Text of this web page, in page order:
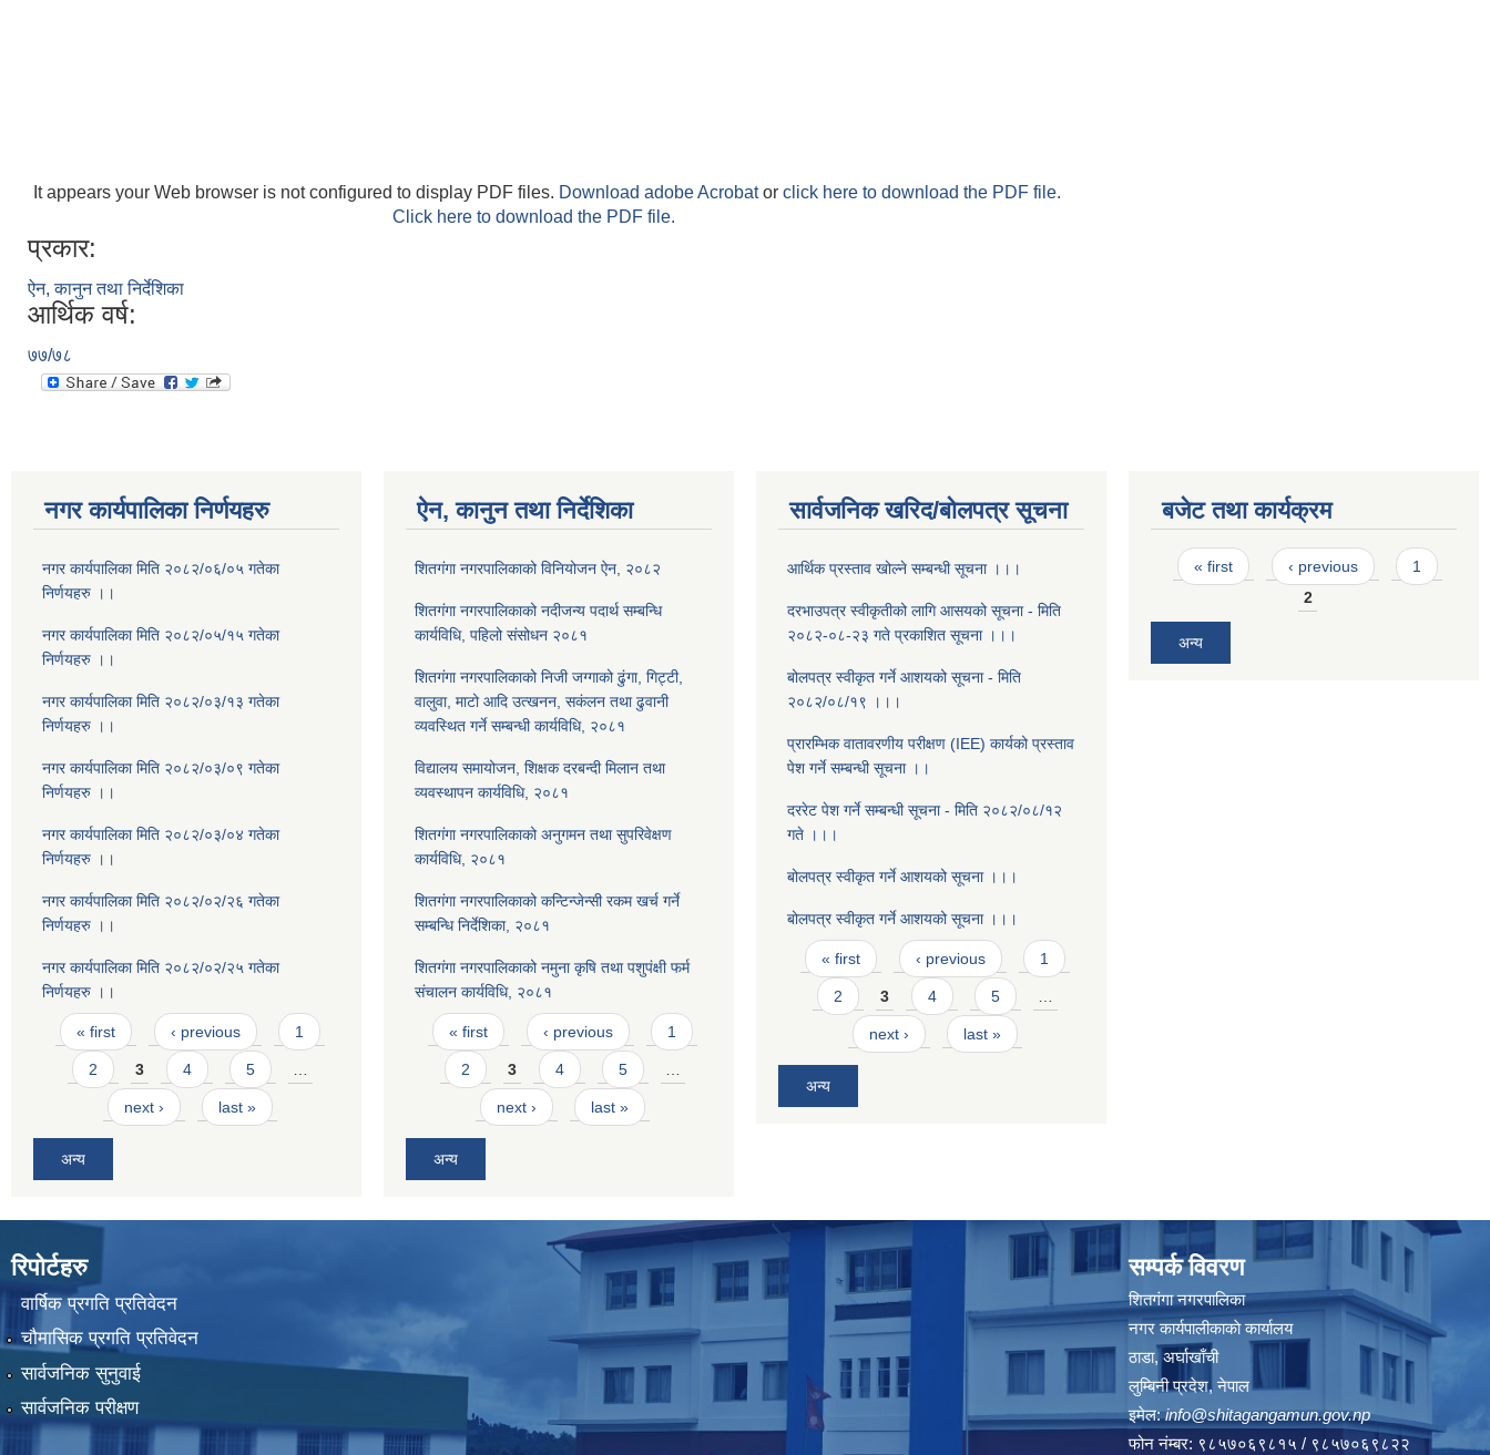
It appears your Web browser is not configured to display PDF files. Download adobe Acrobator click here to download the PDF file.
Click here to download the PDF file.
प्रकार:
ऐन, कानुन तथा निर्देशिका
आर्थिक वर्ष:
७७/७८
नगर कार्यपालिका निर्णयहरु
नगर कार्यपालिका मिति २०८२/०६/०५ गतेका
निर्णयहरु ।।
नगर कार्यपालिका मिति २०८२/०५/१५ गतेका
निर्णयहरु ।।
नगर कार्यपालिका मिति २०८२/०३/१३ गतेका
निर्णयहरु ।।
नगर कार्यपालिका मिति २०८२/०३/०९ गतेका
निर्णयहरु ।।
नगर कार्यपालिका मिति २०८२/०३/०४ गतेका
निर्णयहरु ।।
नगर कार्यपालिका मिति २०८२/०२/२६ गतेका
निर्णयहरु ।।
नगर कार्यपालिका मिति २०८२/०२/२५ गतेका
निर्णयहरु ।।
Pages
« first ‹ previous 1
2 3 4 5
next › last »
अन्य
ऐन, कानुन तथा निर्देशिका
शितगंगा नगरपालिकाको विनियोजन ऐन, २०८२
शितगंगा नगरपालिकाको नदीजन्य पदार्थ सम्बन्धि
कार्यविधि, पहिलो संसोधन २०८१
शितगंगा नगरपालिकाको निजी जग्गाको ढुंगा, गिट्टी,
वालुवा, माटो आदि उत्खनन, सकंलन तथा ढुवानी
व्यवस्थित गर्ने सम्बन्धी कार्यविधि, २०८१
विद्यालय समायोजन, शिक्षक दरबन्दी मिलान तथा
व्यवस्थापन कार्यविधि, २०८१
शितगंगा नगरपालिकाको अनुगमन तथा सुपरिवेक्षण
कार्यविधि, २०८१
शितगंगा नगरपालिकाको कन्टिन्जेन्सी रकम खर्च गर्ने
सम्बन्धि निर्देशिका, २०८१
शितगंगा नगरपालिकाको नमुना कृषि तथा पशुपंक्षी फर्म
संचालन कार्यविधि, २०८१
Pages
« first ‹ previous 1
2 3 4 5
next › last »
अन्य
सार्वजनिक खरिद/बोलपत्र सूचना
आर्थिक प्रस्ताव खोल्ने सम्बन्धी सूचना ।।।
दरभाउपत्र स्वीकृतीको लागि आसयको सूचना - मिति
२०८२-०८-२३ गते प्रकाशित सूचना ।।।
बोलपत्र स्वीकृत गर्ने आशयको सूचना - मिति
२०८२/०८/१९ ।।।
प्रारम्भिक वातावरणीय परीक्षण (IEE) कार्यको प्रस्ताव
पेश गर्ने सम्बन्धी सूचना ।।
दररेट पेश गर्ने सम्बन्धी सूचना - मिति २०८२/०८/१२
गते ।।।
बोलपत्र स्वीकृत गर्ने आशयको सूचना ।।।
बोलपत्र स्वीकृत गर्ने आशयको सूचना ।।।
Pages
« first ‹ previous 1
2 3 4 5
next › last »
अन्य
बजेट तथा कार्यक्रम
Pages
« first ‹ previous
1
2
अन्य
रिपोर्टहरु
वार्षिक प्रगति प्रतिवेदन
चौमासिक प्रगति प्रतिवेदन
सार्वजनिक सुनुवाई
सार्वजनिक परीक्षण
सम्पर्क विवरण
शितगंगा नगरपालिका
नगर कार्यपालीकाकाे कार्यालय
ठाडा, अर्घाखाँची
लुम्बिनी प्रदेश, नेपाल
इमेल:info@shitagangamun.gov.np
फोन नंम्बर: ९८५७०६९८१५ / ९८५७०६९८२२